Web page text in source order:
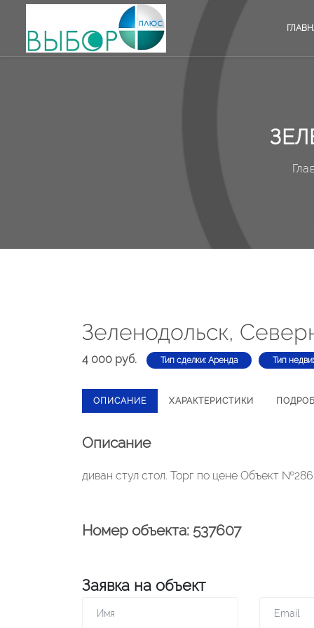
Зеленодольск,
4 000 руб. Тип сделки: Аренда Тип
ОПИСАНИЕ ХАРАКТЕРИСТИКИ
Описание
диван стул стол. Торг по цене Объект
Номер объекта: 537607
Заявка на объект